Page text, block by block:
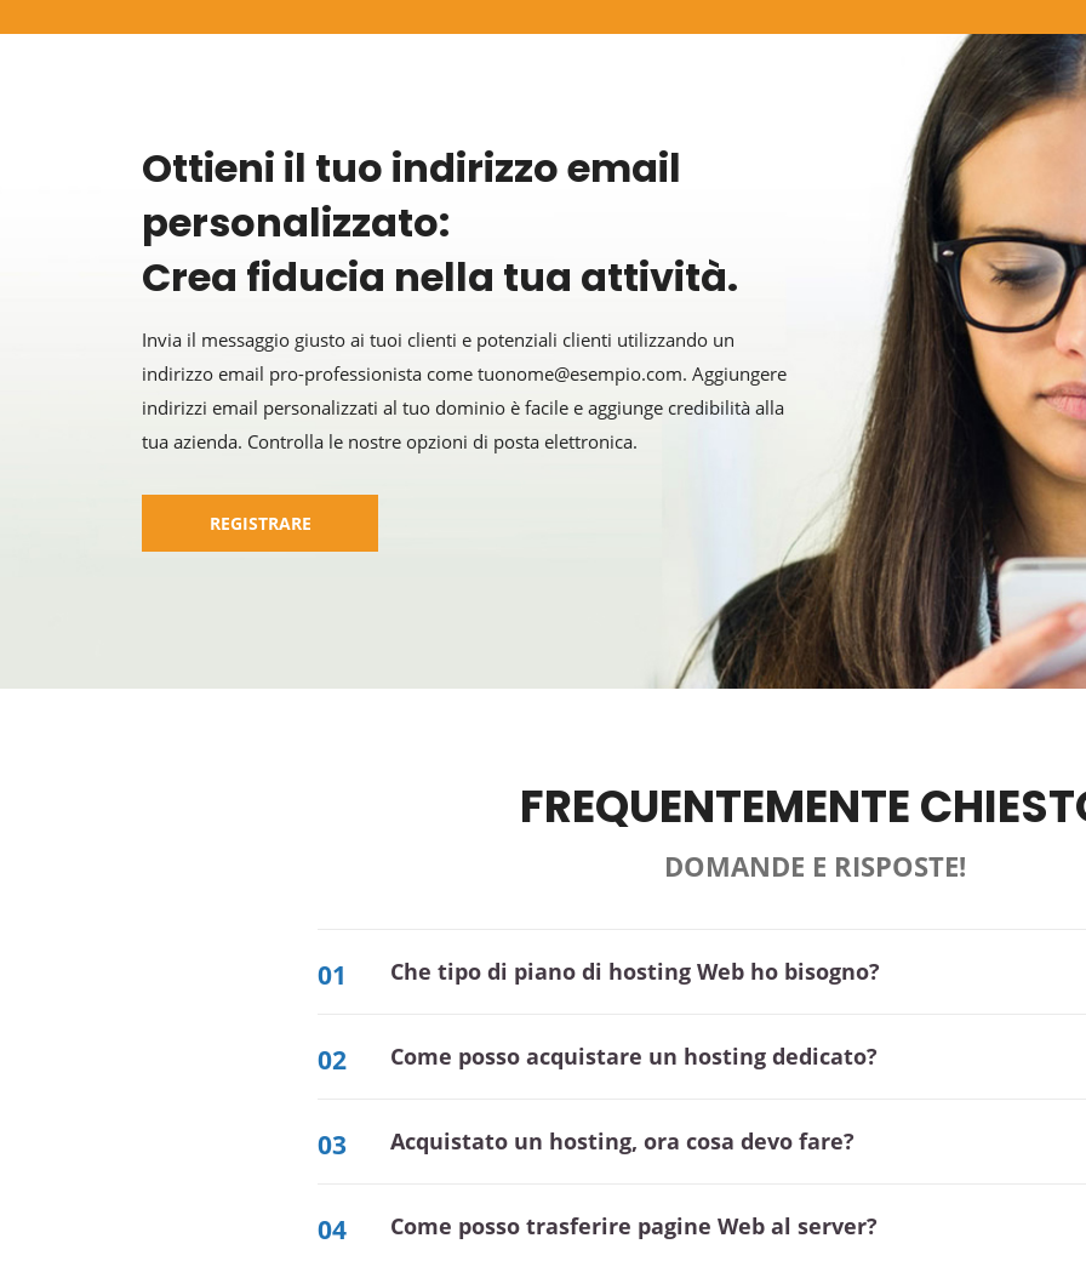
Ottieni il tuo indirizzo email
personalizzato:
Crea fiducia nella tua attività.
Invia il messaggio giusto ai tuoi clienti e potenziali clienti utilizzando un
indirizzo email pro-professionista come tuonome@esempio.com. Aggiungere
indirizzi email personalizzati al tuo dominio è facile e aggiunge credibilità alla
tua azienda. Controlla le nostre opzioni di posta elettronica.
REGISTRARE
FREQUENTEMENTE
DOMANDE E RISPOSTE!
01 Che tipo di piano di hosting Web ho bisogno?
02 Come posso acquistare un hosting dedicato?
03 acquistato un hosting, ora cosa devo fare?
04 Come posso trasferire pagine Web al server?